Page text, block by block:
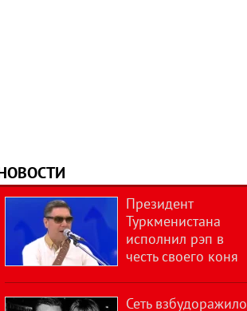
Президент
Туркменистана
исполнил рэп в
честь своего коня
Сеть взбудоражило